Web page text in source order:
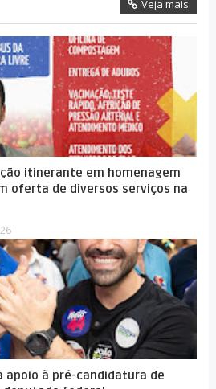
Veja mais
itinerante em homenagem
oferta de diversos serviços na
apoio à pré-candidatura de